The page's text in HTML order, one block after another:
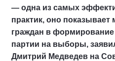
— одна из самых
практик, оно
граждан в формирование
партии на выборы,
Дмитрий Медведев на